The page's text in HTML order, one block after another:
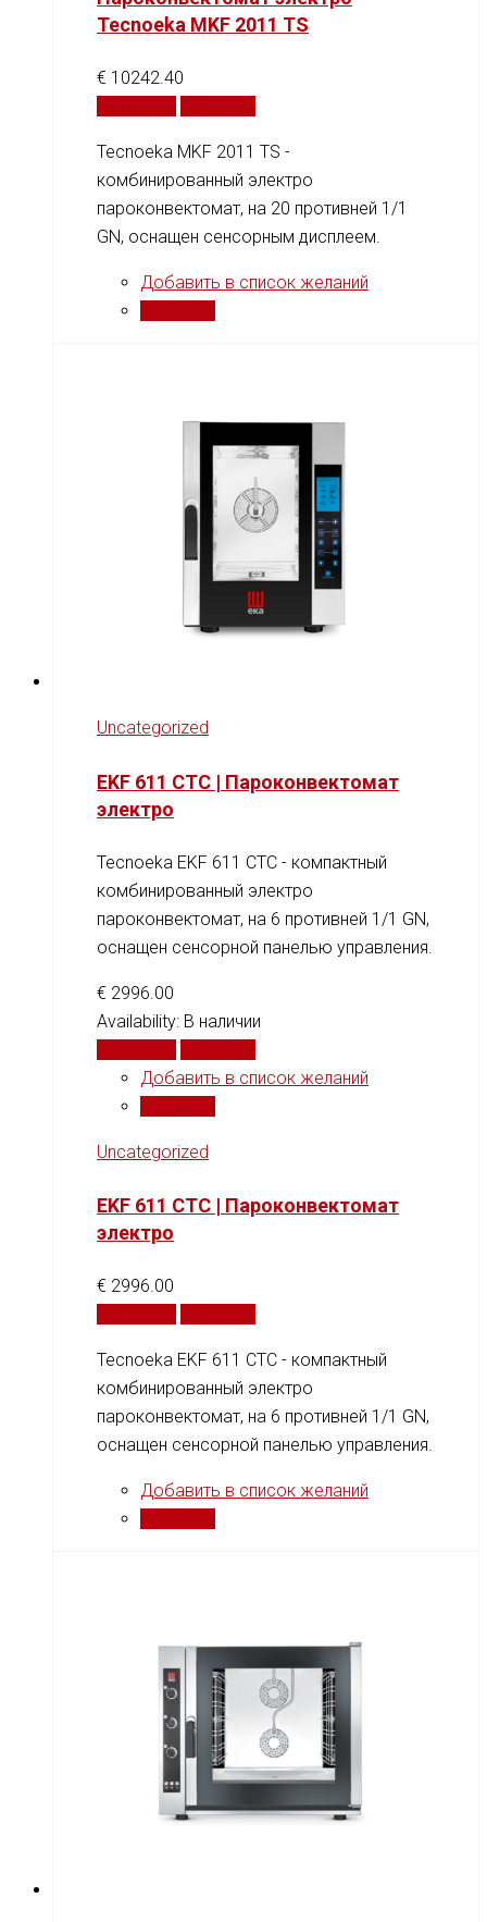
Tecnoeka MKF 2011 TS
€ 10242.40
Tecnoeka MKF 2011 TS -
комбинированный электро
пароконвектомат, на 20 противней 1/1
GN, оснащен сенсорным дисплеем.
Добавить в список желаний
Uncategorized
EKF 611 CTC | Пароконвектомат
электро
Tecnoeka EKF 611 CTC - компактный
комбинированный электро
пароконвектомат, на 6 противней 1/1 GN,
оснащен сенсорной панелью управления.
€ 2996.00
Availability: В наличии
Добавить в список желаний
Uncategorized
EKF 611 CTC | Пароконвектомат
электро
€ 2996.00
Tecnoeka EKF 611 CTC - компактный
комбинированный электро
пароконвектомат, на 6 противней 1/1 GN,
оснащен сенсорной панелью управления.
Добавить в список желаний